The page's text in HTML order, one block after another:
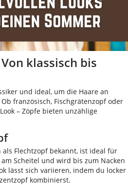
klassisch bis
und ideal, um die Haare an
französisch, Fischgrätenzopf oder
– Zöpfe bieten unzählige
als Flechtzopf bekannt, ist ideal für
Scheitel und wird bis zum Nacken
lässt sich variieren, indem du locker
kombinierst.